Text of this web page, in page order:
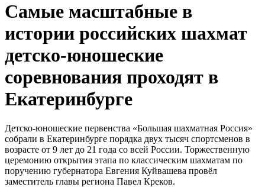
Самые масштабные в
истории российских шахмат
детско-юношеские
соревнования проходят в
Екатеринбурге
Детско-юношеские первенства «Большая шахматная Россия»
собрали в Екатеринбурге порядка двух тысяч спортсменов в
возрасте от 9 лет до 21 года со всей России. Торжественную
церемонию открытия этапа по классическим шахматам по
поручению губернатора Евгения Куйвашева провёл
заместитель главы региона Павел Креков.